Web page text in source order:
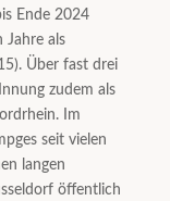
Ende 2024
Jahre als
Über fast drei
zudem als
Im
seit vielen
langen
öffentlich